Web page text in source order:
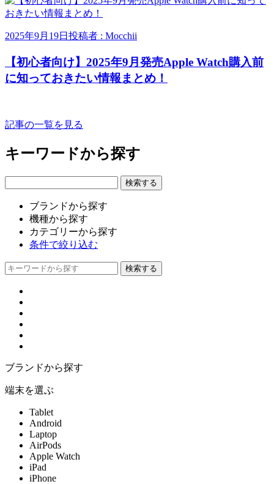
2025年9月19日 投稿者 : Mocchii
【初心者向け】2025年9月発売Apple Watch購入前
に知っておきたい情報まとめ！
記事の一覧を見る
キーワードから探す
ブランドから探す
機種から探す
カテゴリーから探す
条件で絞り込む
ブランドから探す
端末を選ぶ
Tablet
Android
Laptop
AirPods
Apple Watch
iPad
iPhone